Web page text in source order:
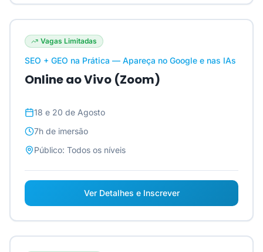
Vagas Limitadas
SEO + GEO na Prática — Apareça no Google e nas IAs
Online ao Vivo (Zoom)
18 e 20 de Agosto
7h de imersão
Público: Todos os níveis
Ver Detalhes e Inscrever